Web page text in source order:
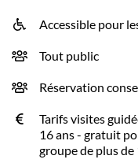
INFOS UTILES
Accessible pour
Tout public
Réservation
Tarifs visites
16 ans - gratuit
groupe de plus